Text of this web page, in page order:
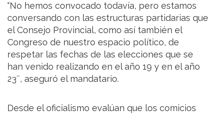
“No hemos convocado todavía, pero estamos
conversando con las estructuras partidarias que
el Consejo Provincial, como así también el
Congreso de nuestro espacio político, de
respetar las fechas de las elecciones que se
han venido realizando en el año 19 y en el año
23″, aseguró el mandatario.
Desde el oficialismo evalúan que los comicios